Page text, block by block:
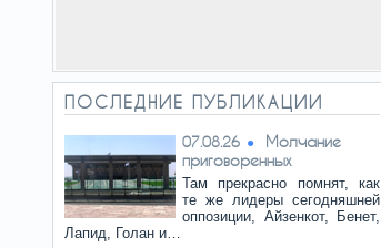
ПОСЛЕДНИЕ ПУБЛИКАЦИИ
07.08.26
Молчание
приговоренных
Там прекрасно помнят, как
те же лидеры сегодняшней
оппозиции, Айзенкот, Бенет,
Лапид, Голан и…